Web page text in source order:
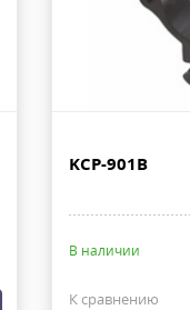
или по ЭДО.
EMS ПОЧТА РОССИИ
EMS осуществляем из
100% предоплаты,
KCP-901B
В наличии
К сравнению